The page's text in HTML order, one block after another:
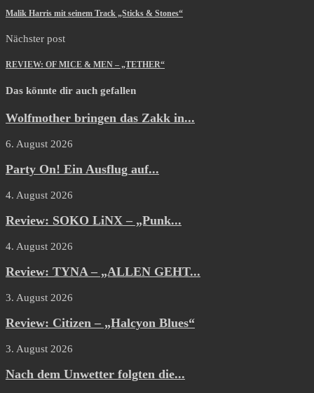
Malik Harris mit seinem Track „Sticks & Stones“
Nächster post
REVIEW: OF MICE & MEN – „TETHER“
Das könnte dir auch gefallen
Wolfmother bringen das Zakk in...
6. August 2026
Party On! Ein Ausflug auf...
4. August 2026
Review: SOKO LiNX – „Punk...
4. August 2026
Review: TYNA – „ALLEN GEHT...
3. August 2026
Review: Citizen – „Halcyon Blues“
3. August 2026
Nach dem Unwetter folgten die...